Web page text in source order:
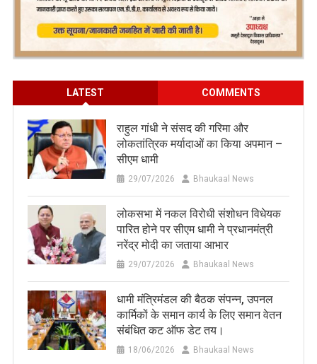
LATEST COMMENTS
राहुल गांधी ने संसद की गरिमा और
लोकतांत्रिक मर्यादाओं का किया अपमान –
सीएम धामी
29/07/2026 Bhaukaal News
लोकसभा में नकल विरोधी संशोधन विधेयक
पारित होने पर सीएम धामी ने प्रधानमंत्री
नरेंद्र मोदी का जताया आभार
29/07/2026 Bhaukaal News
धामी मंत्रिमंडल की बैठक संपन्न, उपनल
कार्मिकों के समान कार्य के लिए समान वेतन
संबंधित कट ऑफ डेट तय।
18/06/2026 Bhaukaal News